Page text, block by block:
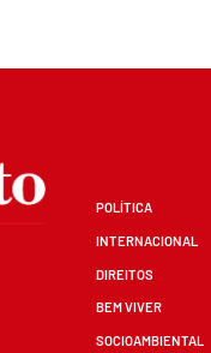
POLÍTICA
INTERNACIONAL
DIREITOS
BEM VIVER
SOCIOAMBIENTAL